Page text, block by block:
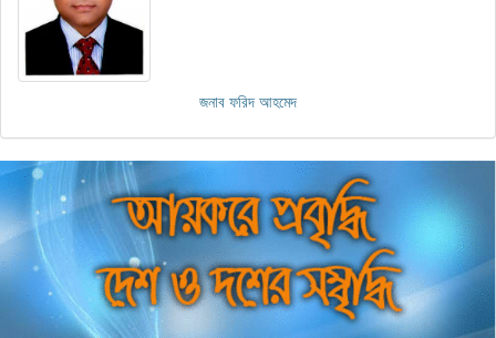
জনাব ফরিদ আহমেদ